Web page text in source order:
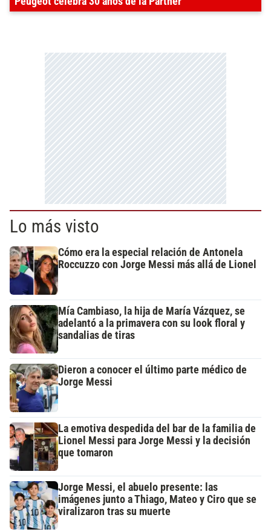
Lo más visto
Cómo era la especial relación de Antonela
Roccuzzo con Jorge Messi más allá de Lionel
Mía Cambiaso, la hija de María Vázquez, se
adelantó a la primavera con su look floral y
sandalias de tiras
Dieron a conocer el último parte médico de
Jorge Messi
La emotiva despedida del bar de la familia de
Lionel Messi para Jorge Messi y la decisión
que tomaron
Jorge Messi, el abuelo presente: las
imágenes junto a Thiago, Mateo y Ciro que se
viralizaron tras su muerte